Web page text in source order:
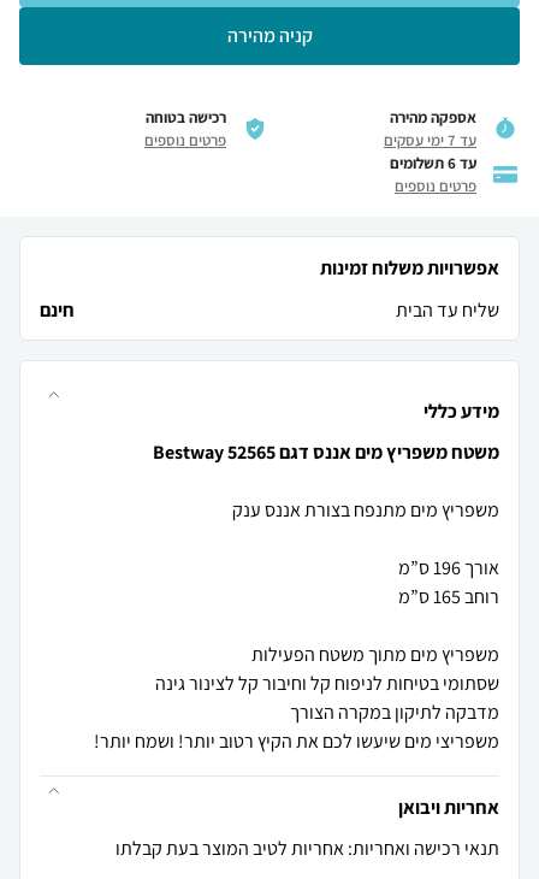
קניה מהירה
אספקה מהירה
עד 7 ימי עסקים
רכישה בטוחה
פרטים נוספים
עד 6 תשלומים
פרטים נוספים
אפשרויות משלוח זמינות
שליח עד הבית
חינם
מידע כללי
משטח משפריץ מים אננס דגם 52565 Bestway
משפריצי מים שיעשו לכם את הקיץ רטוב יותר! ושמח יותר!
אחריות ויבואן
תנאי רכישה ואחריות: אחריות לטיב המוצר בעת קבלתו